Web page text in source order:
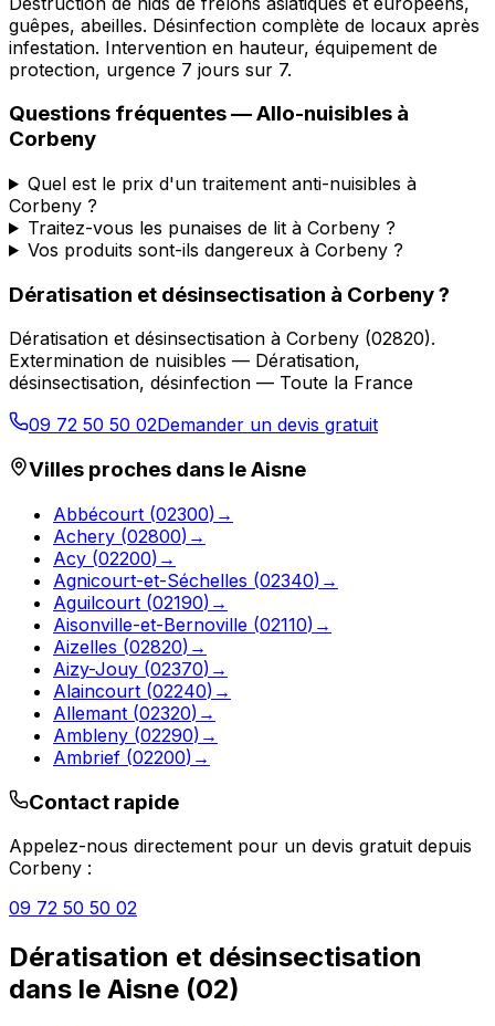
guêpes, abeilles. Désinfection complète de locaux après
infestation. Intervention en hauteur, équipement de
protection, urgence 7 jours sur 7.
Questions fréquentes —Allo-nuisibles à
Corbeny
Quel est le prix d'un traitement anti-nuisibles à
Corbeny ?
Traitez-vous les punaises de lit à Corbeny ?
Vos produits sont-ils dangereux à Corbeny ?
Dératisation et désinsectisation à Corbeny?
Dératisation et désinsectisation à Corbeny (02820).
Extermination de nuisibles — Dératisation,
désinsectisation, désinfection — Toute la France
09 72 50 50 02Demander un devis gratuit
Villes proches dans leAisne
Abbécourt (02300) →
Achery (02800) →
Acy (02200) →
Agnicourt-et-Séchelles (02340) →
Aguilcourt (02190) →
Aisonville-et-Bernoville (02110) →
Aizelles (02820) →
Aizy-Jouy (02370) →
Alaincourt (02240) →
Allemant (02320) →
Ambleny (02290) →
Ambrief (02200) →
Contact rapide
Appelez-nous directement pour un devis gratuit depuis
Corbeny :
09 72 50 50 02
Dératisation et désinsectisation
dans le Aisne (02)